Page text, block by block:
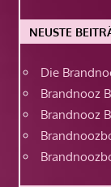
NEUSTE
Die
Brandnooz
Brandnooz